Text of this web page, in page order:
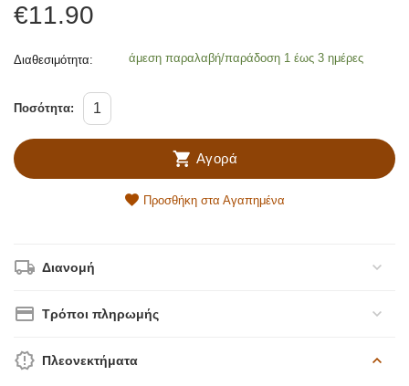
€11.90
Διαθεσιμότητα: άμεση παραλαβή/παράδοση 1 έως 3 ημέρες
Ποσότητα:
Αγορά
Προσθήκη στα Αγαπημένα
Διανομή
Τρόποι πληρωμής
Πλεονεκτήματα